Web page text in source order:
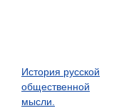
История русской
общественной
мысли.